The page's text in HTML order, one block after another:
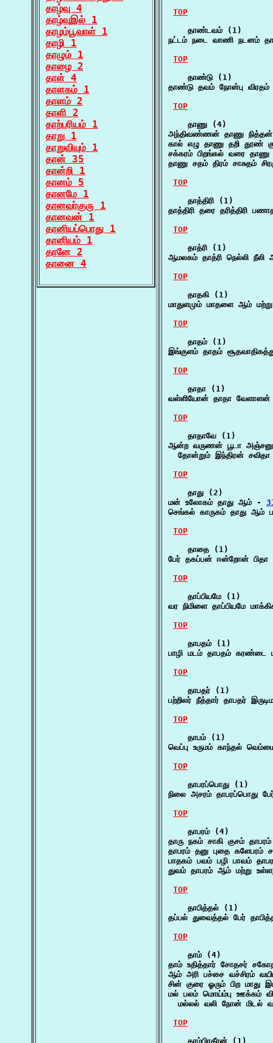
தாழ்வு 4
தாழ்வுஇல் 1
தாழம்பூவாள் 1
தாழி 1
தாழும் 1
தாழை 2
தாள் 4
தாளகம் 1
தாளம் 2
தாளி 2
தாற்பரியம் 1
தாறு 1
தாறுவியும் 1
தான் 35
தான்றி 1
தானம் 5
தானமே 1
தானவர்குரு 1
தானவன் 1
தானியப்பொது 1
தானியம் 1
தானே 2
தானை 4
TOP
    தாண்டவம் (1)
நட்டம் நடை வாணி நடனம்
TOP
    தாண்டு (1)
தாண்டு தவம் நோன்பு
TOP
    தாணு (4)
அந்திவண்ணன் தாணு
கால் எழு தாணு தறி தூண்
சக்கரம் பிறங்கல் வரை தாணு
தாணு சதம் திரம் சாசுதம்
TOP
    தாத்திரி (1)
தாத்திரி தரை தரித்திரி
TOP
    தாத்ரி (1)
ஆமலகம் தாத்ரி நெல்லி நீலி
TOP
    தாதகி (1)
மாதுளமும் மாதளை ஆம்
TOP
    தாதம் (1)
இங்குளம் தாதம்
TOP
    தாதா (1)
வள்ளியோன் தாதா
TOP
    தாதாவே (1)
ஆன்ற வருணன் பூடா
தோன்றும் இந்திரன்
TOP
    தாது (2)
மன் உலோகம் தாது ஆம் -
செங்கல் காருகம் தாது ஆம்
TOP
    தாதை (1)
பேர் தகப்பன் ஈன்றோன்
TOP
    தாப்பியமே (1)
வர நிமிளை தாப்பியமே
TOP
    தாபதம் (1)
பாழி மடம் தாபதம் கரண்டை
TOP
    தாபதர் (1)
பற்றிலர் நீத்தார் தாபதர்
TOP
    தாபம் (1)
வெப்பு உருமம் காந்தல்
TOP
    தாபரப்பொது (1)
நிலை அசரம் தாபரப்பொது
TOP
    தாபரம் (4)
தாரு நகம் சாகி குசம்
தாபரம் தனு புதை களேபரம்
பாதகம் பவம் பழி பாவம்
துவம் தாபரம் ஆம் மற்று
TOP
    தாபித்தல் (1)
தப்பல் துவைத்தல் பேர்
TOP
    தாம் (4)
தாம் உதித்தார் சோதசர்
ஆம் அரி பச்சை வச்சிரம்
சின் குரை ஓரும் பிற
மல் பலம் மொய்ம்பு ஊக்கம்
மல்லல் வலி நோன் மிடல்
TOP
    தாம்பிரதீரன் (1)